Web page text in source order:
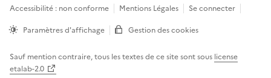
Accessibilité : non conforme Mentions Légales
Se connecter
Paramètres d'affichage
Gestion des cookies
Sauf mention contraire, tous les textes de ce site sont sous license
etalab-2.0